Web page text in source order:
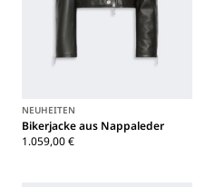
NEUHEITEN
Bikerjacke aus Nappaleder
1.059,00 €